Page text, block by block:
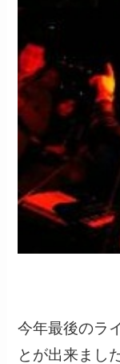
今年最後のラ
とが出来まし